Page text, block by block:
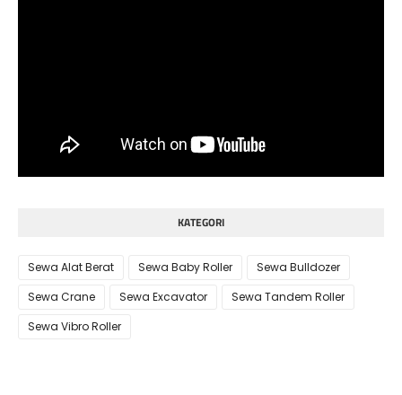
KATEGORI
Sewa Alat Berat Sewa Baby Roller
Sewa Bulldozer
Sewa Crane
Sewa Excavator
Sewa Tandem Roller
Sewa Vibro Roller